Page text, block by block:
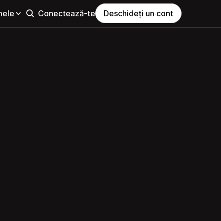
Conectează-te Deschideți un cont